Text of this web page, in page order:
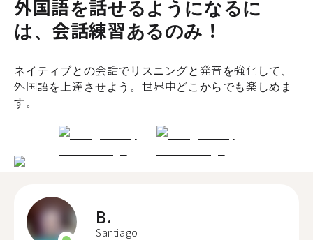
外国語を話せるようになるに
は、会話練習あるのみ！
ネイティブとの会話でリスニングと発音を強化して、
外国語を上達させよう。世界中どこからでも楽しめま
す。
B.
Santiago